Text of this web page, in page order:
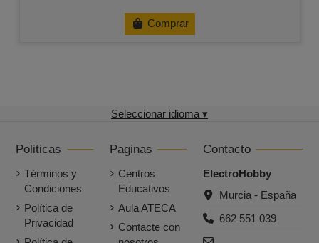
Comprar
Seleccionar idioma ▾
Politicas
Términos y
Condiciones
Política de
Privacidad
Paginas
Centros
Educativos
Aula ATECA
Contacte con
Contacto
ElectroHobby
Murcia - España
662 551 039